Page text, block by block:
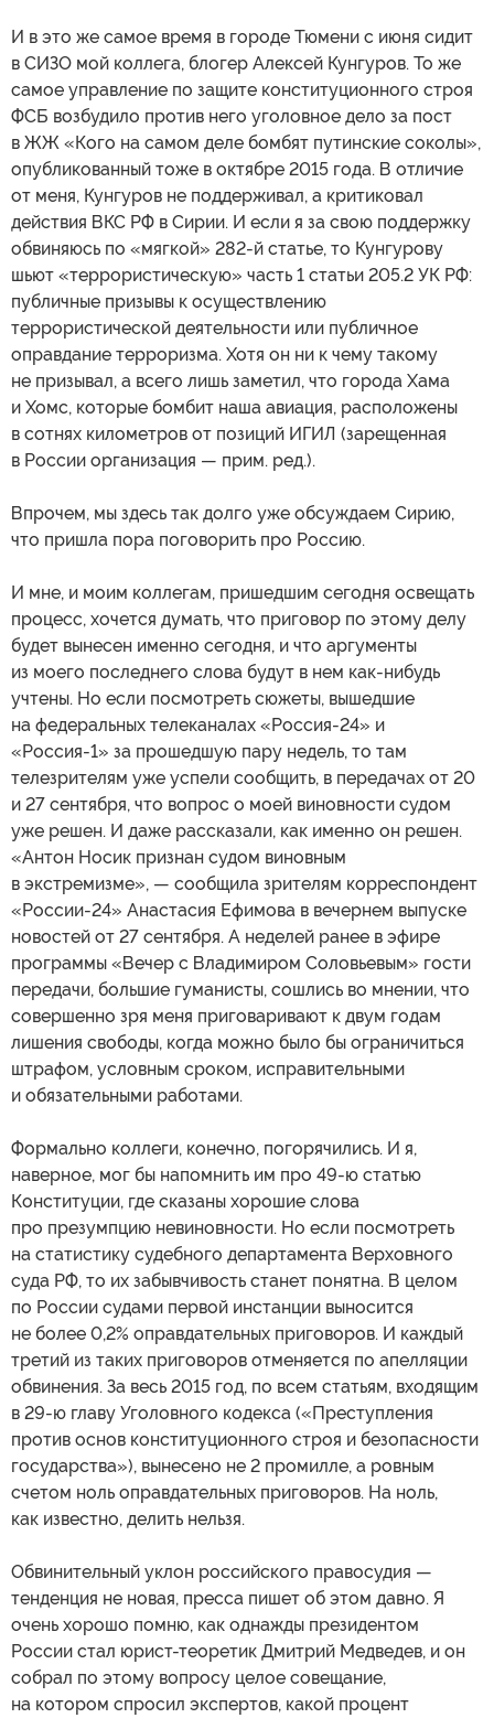
И в это же самое время в городе Тюмени с июня сидит
в СИЗО мой коллега, блогер Алексей Кунгуров. То же
самое управление по защите конституционного строя
ФСБ возбудило против него уголовное дело за пост
в ЖЖ «Кого на самом деле бомбят путинские соколы»,
опубликованный тоже в октябре 2015 года. В отличие
от меня, Кунгуров не поддерживал, а критиковал
действия ВКС РФ в Сирии. И если я за свою поддержку
обвиняюсь по «мягкой» 282-й статье, то Кунгурову
шьют «террористическую» часть 1 статьи 205.2 УК РФ:
публичные призывы к осуществлению
террористической деятельности или публичное
оправдание терроризма. Хотя он ни к чему такому
не призывал, а всего лишь заметил, что города Хама
и Хомс, которые бомбит наша авиация, расположены
в сотнях километров от позиций ИГИЛ (зарещенная
в России организация — прим. ред.).
Впрочем, мы здесь так долго уже обсуждаем Сирию,
что пришла пора поговорить про Россию.
И мне, и моим коллегам, пришедшим сегодня освещать
процесс, хочется думать, что приговор по этому делу
будет вынесен именно сегодня, и что аргументы
из моего последнего слова будут в нем как-нибудь
учтены. Но если посмотреть сюжеты, вышедшие
на федеральных телеканалах «Россия-24» и
«Россия-1» за прошедшую пару недель, то там
телезрителям уже успели сообщить, в передачах от 20
и 27 сентября, что вопрос о моей виновности судом
уже решен. И даже рассказали, как именно он решен.
«Антон Носик признан судом виновным
в экстремизме», — сообщила зрителям корреспондент
«России-24» Анастасия Ефимова в вечернем выпуске
новостей от 27 сентября. А неделей ранее в эфире
программы «Вечер с Владимиром Соловьевым» гости
передачи, большие гуманисты, сошлись во мнении, что
совершенно зря меня приговаривают к двум годам
лишения свободы, когда можно было бы ограничиться
штрафом, условным сроком, исправительными
и обязательными работами.
Формально коллеги, конечно, погорячились. И я,
наверное, мог бы напомнить им про 49-ю статью
Конституции, где сказаны хорошие слова
про презумпцию невиновности. Но если посмотреть
на статистику судебного департамента Верховного
суда РФ, то их забывчивость станет понятна. В целом
по России судами первой инстанции выносится
не более 0,2% оправдательных приговоров. И каждый
третий из таких приговоров отменяется по апелляции
обвинения. За весь 2015 год, по всем статьям, входящим
в 29-ю главу Уголовного кодекса («Преступления
против основ конституционного строя и безопасности
государства»), вынесено не 2 промилле, а ровным
счетом ноль оправдательных приговоров. На ноль,
как известно, делить нельзя.
Обвинительный уклон российского правосудия —
тенденция не новая, пресса пишет об этом давно. Я
очень хорошо помню, как однажды президентом
России стал юрист-теоретик Дмитрий Медведев, и он
собрал по этому вопросу целое совещание,
на котором спросил экспертов, какой процент